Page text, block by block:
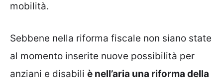
mobilità.
Sebbene nella riforma fiscale non siano state
al momento inserite nuove possibilità per
anziani e disabili è nell’aria una riforma della